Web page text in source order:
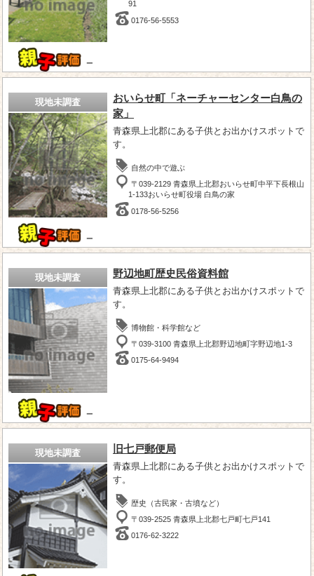
－
91
0176-56-5553
現地未調査
－
おいらせ町「ネーチャーセンター白鳥の
家」
青森県上北郡にある子供とお出かけスポットで
す。
自然の中で遊ぶ
〒039-2129 青森県上北郡おいらせ町中平下長根山
1-133おいらせ町役場 白鳥の家
0178-56-5256
現地未調査
－
野辺地町歴史民俗資料館
青森県上北郡にある子供とお出かけスポットで
す。
博物館・科学館など
〒039-3100 青森県上北郡野辺地町字野辺地1-3
0175-64-9494
現地未調査 旧七戸郵便局
青森県上北郡にある子供とお出かけスポットで
す。
歴史（古民家・古墳など）
〒039-2525 青森県上北郡七戸町七戸141
0176-62-3222